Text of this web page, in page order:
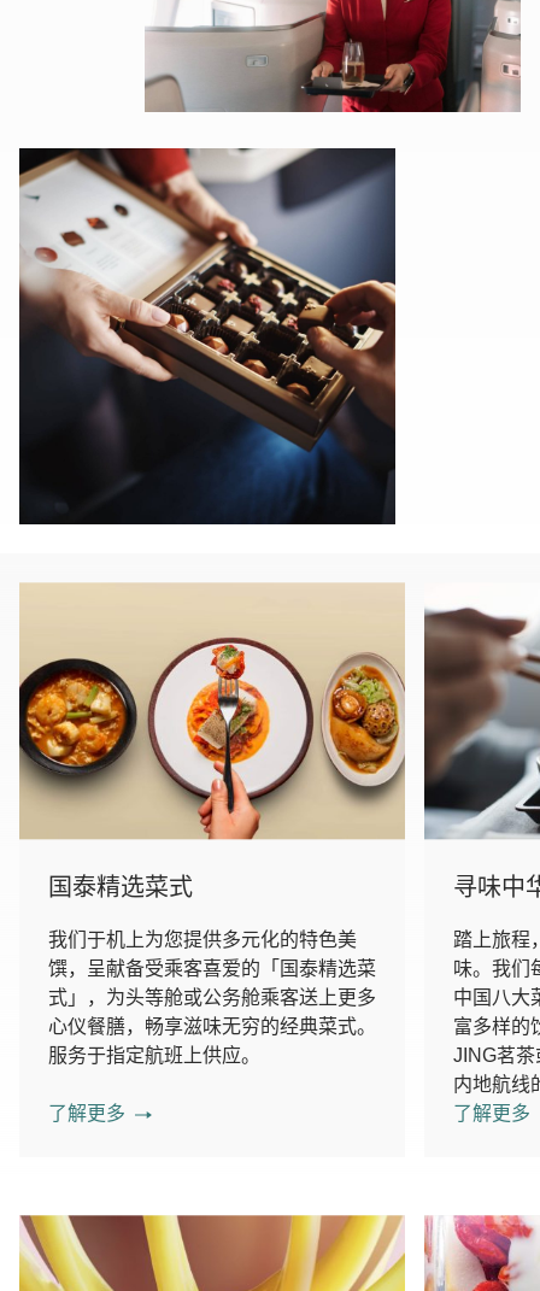
国泰精选菜式
我们于机上为您提供多元化的特色美
馔，呈献备受乘客喜爱的「国泰精选菜
式」，为头等舱或公务舱乘客送上更多
心仪餐膳，畅享滋味无穷的经典菜式。
服务于指定航班上供应。
了解更多
寻味中
踏上旅程
味。我们
中国八大
富多样的
JING茗
内地航线
了解更多